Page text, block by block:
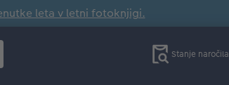
leta v letni fotoknjigi.
Stanje naročila